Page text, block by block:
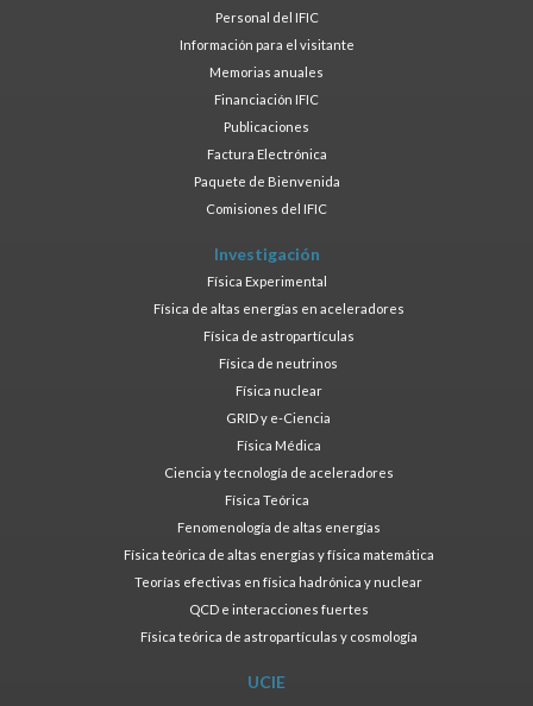
Personal del IFIC
Información para el visitante
Memorias anuales
Financiación IFIC
Publicaciones
Factura Electrónica
Paquete de Bienvenida
Comisiones del IFIC
Investigación
Física Experimental
Física de altas energías en aceleradores
Física de astropartículas
Física de neutrinos
Física nuclear
GRID y e-Ciencia
Física Médica
Ciencia y tecnología de aceleradores
Física Teórica
Fenomenología de altas energías
Física teórica de altas energías y física matemática
Teorías efectivas en física hadrónica y nuclear
QCD e interacciones fuertes
Física teórica de astropartículas y cosmología
UCIE